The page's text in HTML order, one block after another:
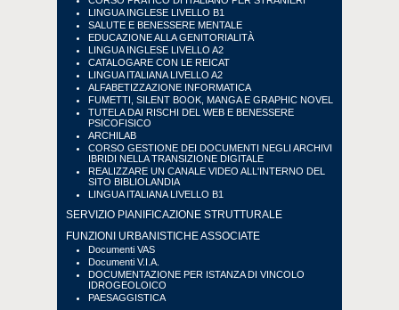
LINGUA INGLESE LIVELLO B1
SALUTE E BENESSERE MENTALE
EDUCAZIONE ALLA GENITORIALITÀ
LINGUA INGLESE LIVELLO A2
CATALOGARE CON LE REICAT
LINGUA ITALIANA LIVELLO A2
ALFABETIZZAZIONE INFORMATICA
FUMETTI, SILENT BOOK, MANGA E GRAPHIC NOVEL
TUTELA DAI RISCHI DEL WEB E BENESSERE
PSICOFISICO
ARCHILAB
CORSO GESTIONE DEI DOCUMENTI NEGLI ARCHIVI
IBRIDI NELLA TRANSIZIONE DIGITALE
REALIZZARE UN CANALE VIDEO ALL'INTERNO DEL
SITO BIBLIOLANDIA
LINGUA ITALIANA LIVELLO B1
SERVIZIO PIANIFICAZIONE STRUTTURALE
FUNZIONI URBANISTICHE ASSOCIATE
Documenti VAS
Documenti V.I.A.
DOCUMENTAZIONE PER ISTANZA DI VINCOLO
IDROGEOLOICO
PAESAGGISTICA